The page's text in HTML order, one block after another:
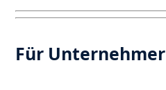
Für Unternehmer